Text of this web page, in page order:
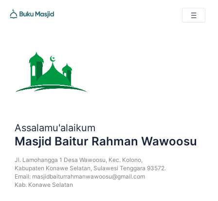
Assalamu'alaikum
Masjid Baitur Rahman Wawoosu
Jl. Lamohangga 1 Desa Wawoosu, Kec. Kolono,
Kabupaten Konawe Selatan, Sulawesi Tenggara 93572.
Email: masjidbaiturrahmanwawoosu@gmail.com
Kab. Konawe Selatan